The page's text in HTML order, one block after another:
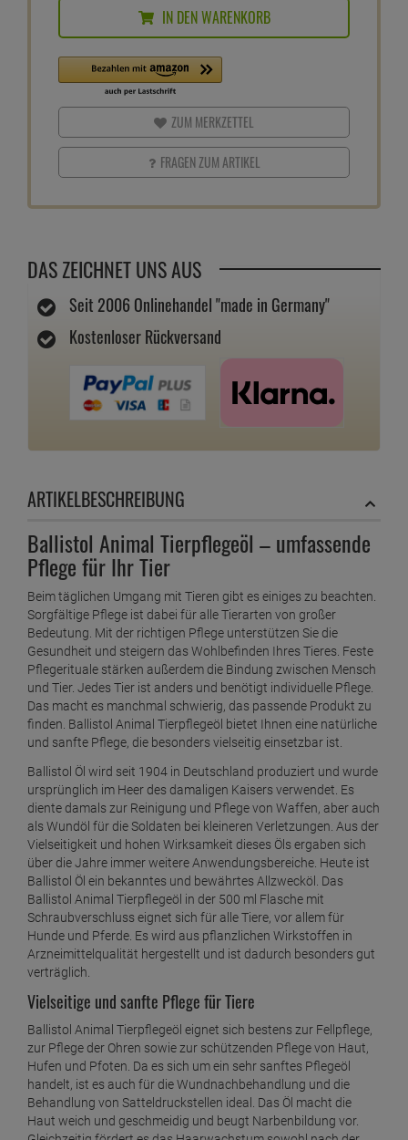
IN DEN WARENKORB
ZUM MERKZETTEL
FRAGEN ZUM ARTIKEL
DAS ZEICHNET UNS AUS
Seit 2006 Onlinehandel "made in Germany"
Kostenloser Rückversand
ARTIKELBESCHREIBUNG
Ballistol Animal Tierpflegeöl – umfassende
Pflege für Ihr Tier
Beim täglichen Umgang mit Tieren gibt es einiges zu beachten.
Sorgfältige Pflege ist dabei für alle Tierarten von großer
Bedeutung. Mit der richtigen Pflege unterstützen Sie die
Gesundheit und steigern das Wohlbefinden Ihres Tieres. Feste
Pflegerituale stärken außerdem die Bindung zwischen Mensch
und Tier. Jedes Tier ist anders und benötigt individuelle Pflege.
Das macht es manchmal schwierig, das passende Produkt zu
finden. Ballistol Animal Tierpflegeöl bietet Ihnen eine natürliche
und sanfte Pflege, die besonders vielseitig einsetzbar ist.
Ballistol Öl wird seit 1904 in Deutschland produziert und wurde
ursprünglich im Heer des damaligen Kaisers verwendet. Es
diente damals zur Reinigung und Pflege von Waffen, aber auch
als Wundöl für die Soldaten bei kleineren Verletzungen. Aus der
Vielseitigkeit und hohen Wirksamkeit dieses Öls ergaben sich
über die Jahre immer weitere Anwendungsbereiche. Heute ist
Ballistol Öl ein bekanntes und bewährtes Allzwecköl. Das
Ballistol Animal Tierpflegeöl in der 500 ml Flasche mit
Schraubverschluss eignet sich für alle Tiere, vor allem für
Hunde und Pferde. Es wird aus pflanzlichen Wirkstoffen in
Arzneimittelqualität hergestellt und ist dadurch besonders gut
verträglich.
Vielseitige und sanfte Pflege für Tiere
Ballistol Animal Tierpflegeöl eignet sich bestens zur Fellpflege,
zur Pflege der Ohren sowie zur schützenden Pflege von Haut,
Hufen und Pfoten. Da es sich um ein sehr sanftes Pflegeöl
handelt, ist es auch für die Wundnachbehandlung und die
Behandlung von Satteldruckstellen ideal. Das Öl macht die
Haut weich und geschmeidig und beugt Narbenbildung vor.